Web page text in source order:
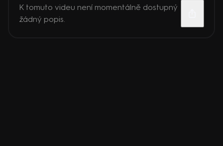
K tomuto videu není momentálně dostupný
žádný popis.